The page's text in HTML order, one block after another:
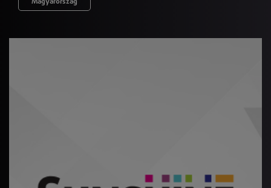
Magyarország